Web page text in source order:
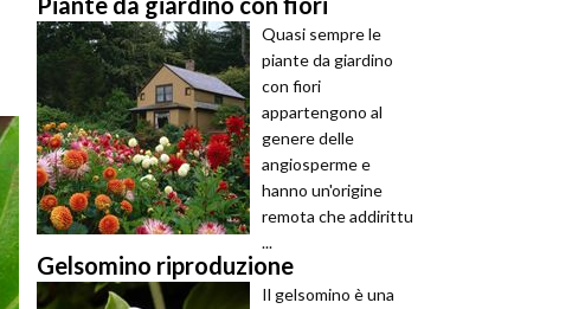
Quasi sempre le
piante da giardino
con fiori
appartengono al
genere delle
angiosperme e
hanno un'origine
remota che addirittu
...
Gelsomino riproduzione
Il gelsomino è una